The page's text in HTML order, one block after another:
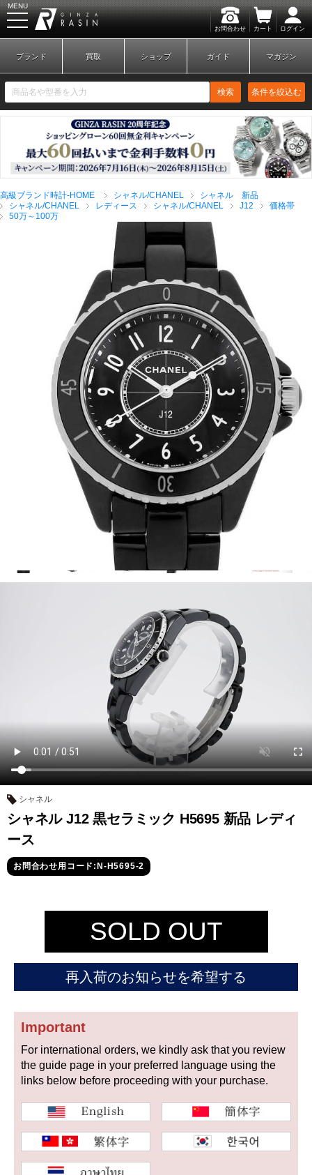
お問合わせ カート ログイン
MENU
新規会員登録 ログイン
ブランドから探す
全てのブランドを見
る
ロレックス
パテック
フィリップ
オーデマピゲ ウブロ カルティエ
オメガ
ヴァシュロン
コンスタンタン
チューダー パネライ
商品の状態から探す
新品
WEB限定品 SALE
複数条件で商品を絞り込む
詳細検索はこちら
ご利用ガイド
GINZA RASINのプレミアムクオリティについて
送料・お支払方法
ショッピングローンの流れ
ブランド 買取 ショップ ガイド マガジン
検索 条件を絞込む
高級ブランド時計-HOME シャネル/CHANEL
シャネル 新品
シャネル/CHANEL
レディース シャネル/CHANEL J12
価格帯
50万～100万
シャネル
シャネル J12 黒セラミック H5695 新品 レディ
ース
お問合わせ用コード:N-H5695-2
SOLD OUT
再入荷のお知らせを希望する
Important
For international orders, we kindly ask that you review
the guide page in your preferred language using the
links below before proceeding with your purchase.